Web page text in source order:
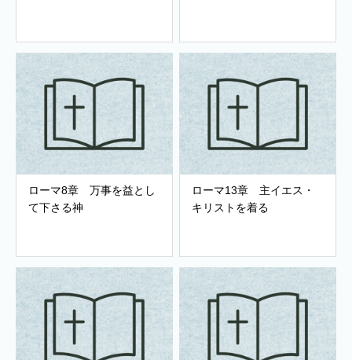
ローマ8章 万事を益とし
て下さる神
ローマ13章 主イエス・
キリストを着る